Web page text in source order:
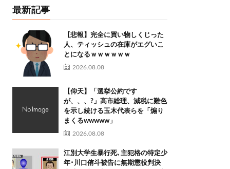
最新記事
【悲報】完全に買い物しくじった
人、ティッシュの在庫がエグいこ
とになるｗｗｗｗｗｗ
2026.08.08
【仰天】「選挙公約です
が、、、?」高市総理、減税に難色
を示し続ける玉木代表らを「煽り
まくるwwwww」
2026.08.08
江別大学生暴行死､主犯格の特定少
年･川口侑斗被告に無期懲役判決